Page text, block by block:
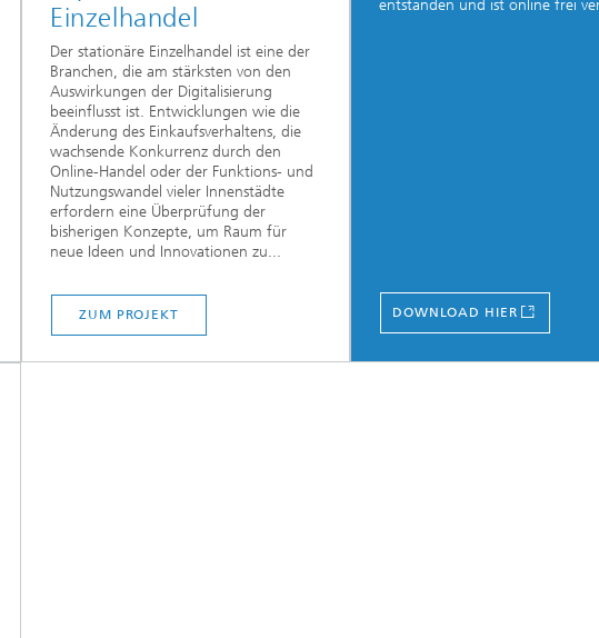
Einzelhandel
Der stationäre Einzelhandel ist eine der
Branchen, die am stärksten von den
Auswirkungen der Digitalisierung
beeinflusst ist. Entwicklungen wie die
Änderung des Einkaufsverhaltens, die
wachsende Konkurrenz durch den
Online-Handel oder der Funktions- und
Nutzungswandel vieler Innenstädte
erfordern eine Überprüfung der
bisherigen Konzepte, um Raum für
neue Ideen und Innovationen zu...
ZUM PROJEKT
entstanden und ist online frei
DOWNLOAD HIER